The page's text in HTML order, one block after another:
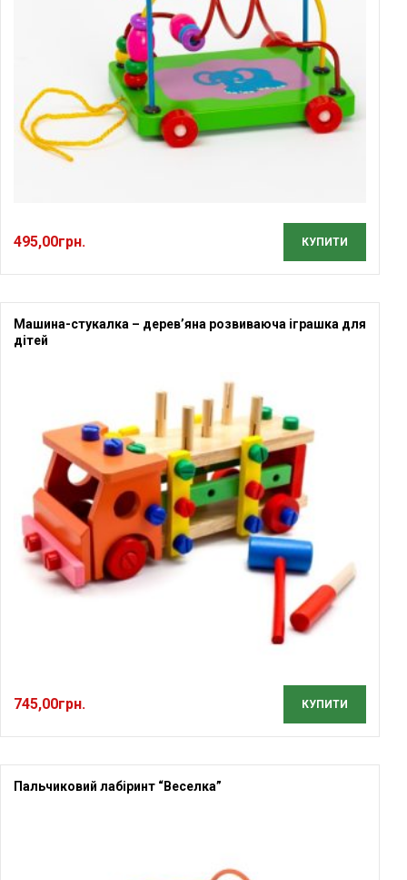
495,00грн. КУПИТИ
Машина-стукалка – дерев’яна розвиваюча іграшка для
дітей
745,00грн. КУПИТИ
Пальчиковий лабіринт “Веселка”